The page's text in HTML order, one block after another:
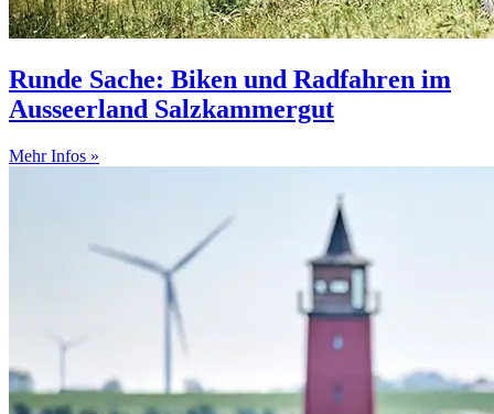
Runde Sache: Biken und Radfahren im
Ausseerland Salzkammergut
Mehr Infos »